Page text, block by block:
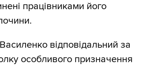
працівниками його
відповідальний за
особливого призначення